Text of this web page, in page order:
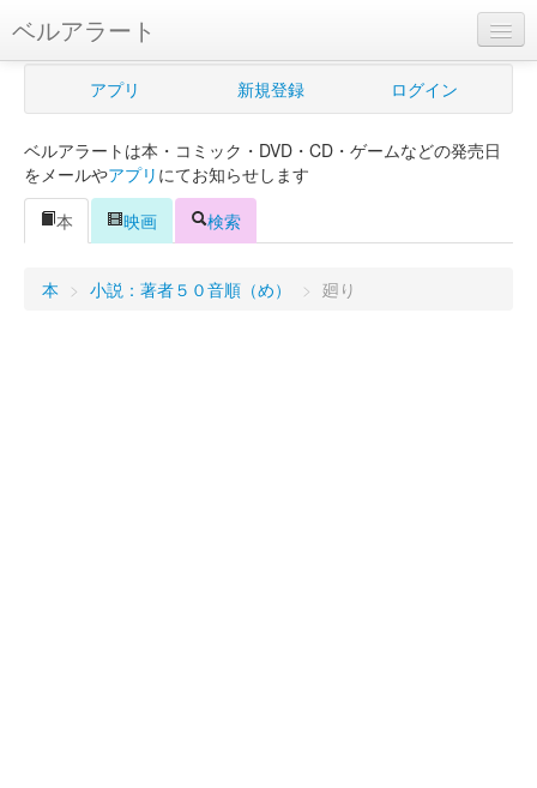
ベルアラート
ベルアラートとは
新規登録
ログイン
アプリ 新規登録 ログイン
ベルアラートは本・コミック・DVD・CD・ゲームなどの発売日
をメールやアプリ にてお知らせします
本
映画 検索
本 > 小説：著者５０音順（め） > 廻り